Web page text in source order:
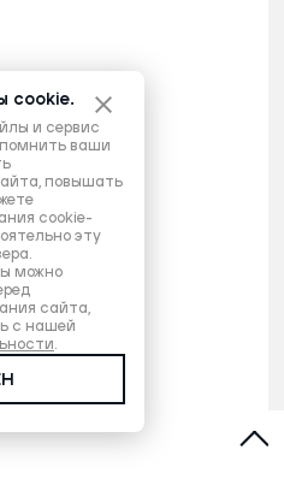
cookie.
и сервис
ваши
повышать
cookie-
эту
можно
сайта,
с нашей
.